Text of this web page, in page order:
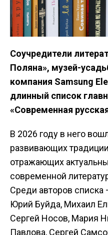
Соучредители
Поляна», музей-
компания Samsung
длинный список
«Современная
В 2026 году в него
развивающих
отражающих
современной
Среди авторов
Юрий Буйда, Михаил
Сергей Носов, Мария
Павлова, Сергей